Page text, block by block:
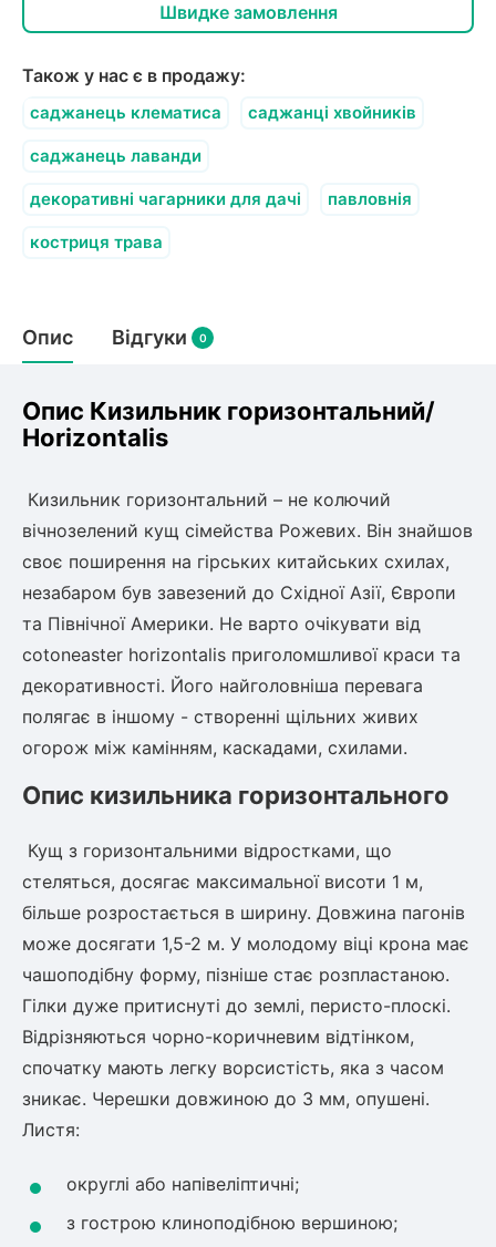
троянди)
(агротканини)Швидке замовлення
Також у нас є в продажу:
саджанець клематиса саджанці хвойників
саджанець лаванди
декоративні чагарники для дачі павловнія
костриця трава
Опис Відгуки 0
Опис Кизильник горизонтальний/
Нorizontalis
Кизильник горизонтальний – не колючий
вічнозелений кущ сімейства Рожевих. Він знайшов
своє поширення на гірських китайських схилах,
незабаром був завезений до Східної Азії, Європи
та Північної Америки. Не варто очікувати від
cotoneaster horizontalis приголомшливої краси та
декоративності. Його найголовніша перевага
полягає в іншому - створенні щільних живих
огорож між камінням, каскадами, схилами.
Опис кизильника горизонтального
Кущ з горизонтальними відростками, що
стеляться, досягає максимальної висоти 1 м,
більше розростається в ширину. Довжина пагонів
може досягати 1,5-2 м. У молодому віці крона має
чашоподібну форму, пізніше стає розпластаною.
Гілки дуже притиснуті до землі, перисто-плоскі.
Відрізняються чорно-коричневим відтінком,
спочатку мають легку ворсистість, яка з часом
зникає. Черешки довжиною до 3 мм, опушені.
Листя:
округлі або напівеліптичні;
з гострою клиноподібною вершиною;